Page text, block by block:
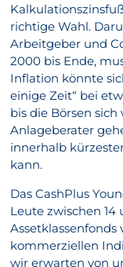
richtige Wahl.
Arbeitgeber und
2000 bis Ende,
Inflation könnte
einige Zeit“ bei
bis die Börsen
Anlageberater
innerhalb
kann.
Das CashPlus
Leute zwischen
kommerziellen
wir erwarten von